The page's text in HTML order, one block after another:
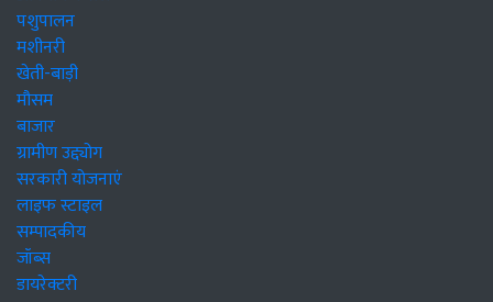
पशुपालन
मशीनरी
खेती-बाड़ी
मौसम
बाजार
ग्रामीण उद्द्योग
सरकारी योजनाएं
लाइफ स्टाइल
सम्पादकीय
जॉब्स
डायरेक्टरी